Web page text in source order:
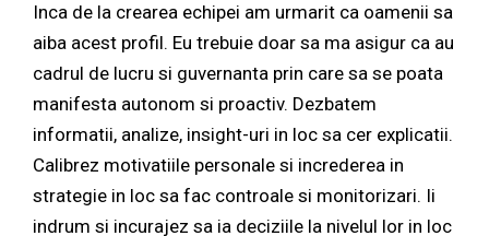
Inca de la crearea echipei am urmarit ca oamenii sa
aiba acest profil. Eu trebuie doar sa ma asigur ca au
cadrul de lucru si guvernanta prin care sa se poata
manifesta autonom si proactiv. Dezbatem
informatii, analize, insight-uri in loc sa cer explicatii.
Calibrez motivatiile personale si increderea in
strategie in loc sa fac controale si monitorizari. Ii
indrum si incurajez sa ia deciziile la nivelul lor in loc